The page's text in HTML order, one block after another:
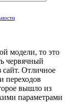
модели, то это
червячный
Отличное
переходов
вышло из
параметрами